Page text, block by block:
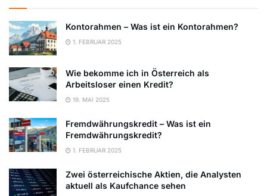
Kontorahmen – Was ist ein Kontorahmen?
1. FEBRUAR 2025
Wie bekomme ich in Österreich als
Arbeitsloser einen Kredit?
19. MAI 2025
Fremdwährungskredit – Was ist ein
Fremdwährungskredit?
1. FEBRUAR 2025
Zwei österreichische Aktien, die Analysten
aktuell als Kaufchance sehen